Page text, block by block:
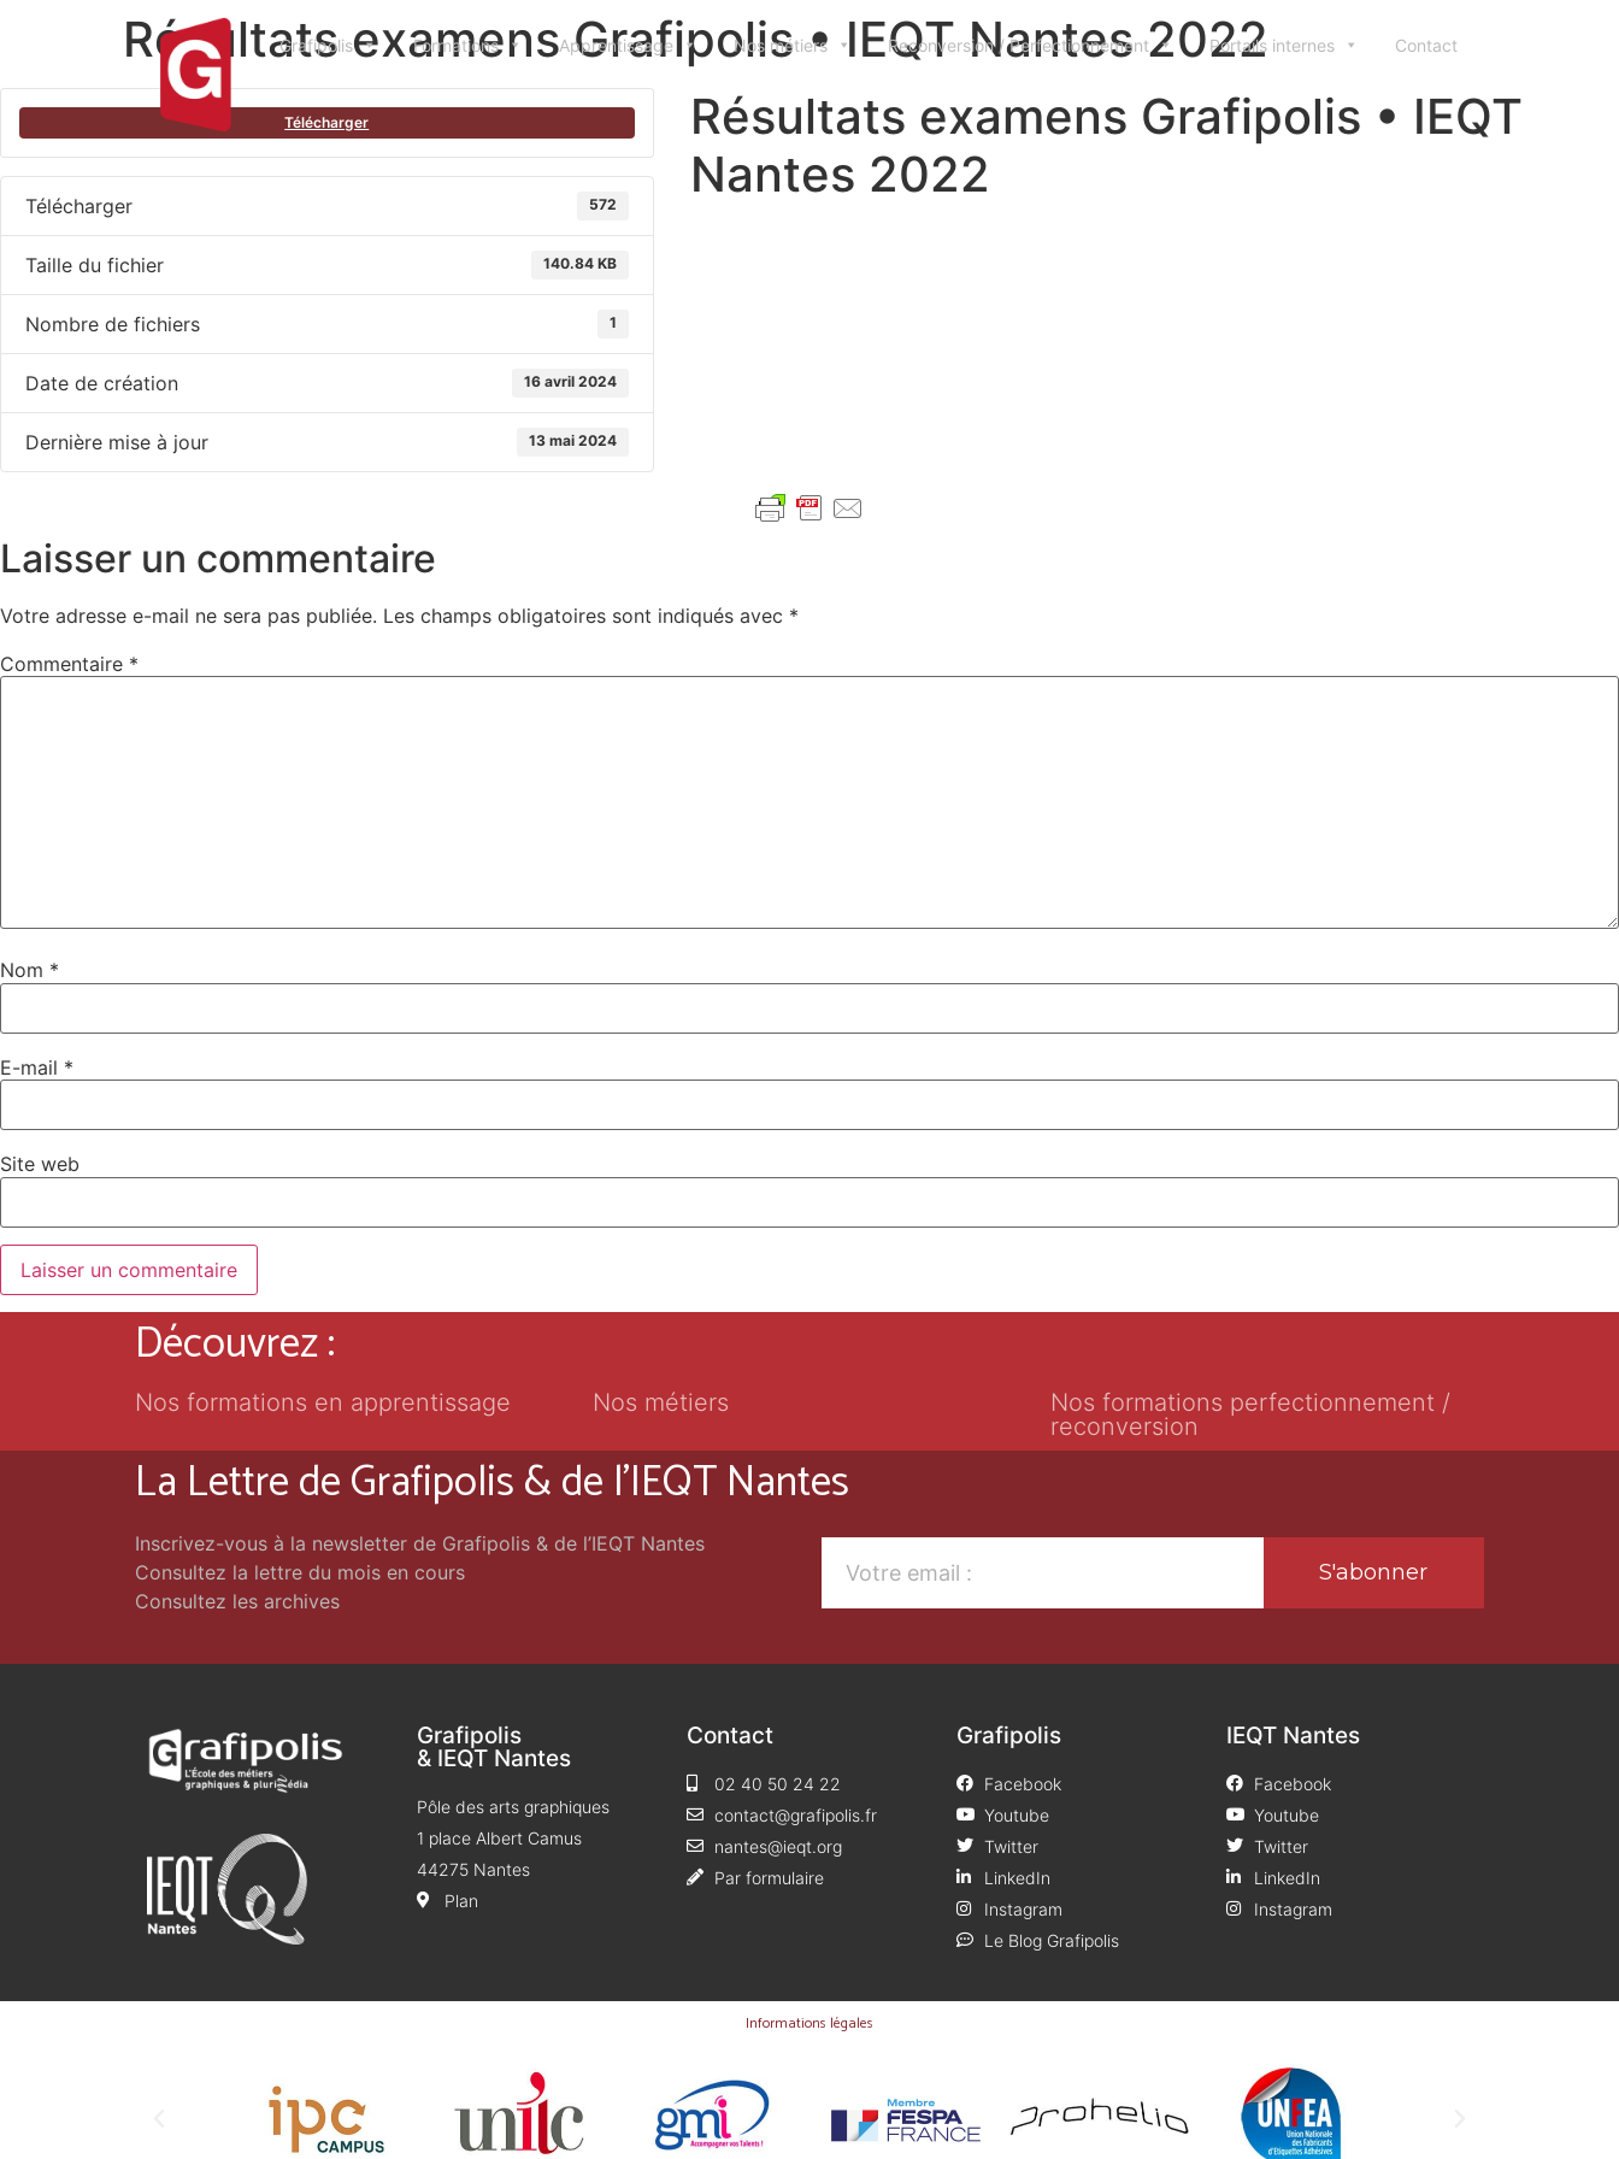
Grafipolis Formations Apprentissage Nos métiers Reconversion / Perfectionnement Portails internes Contact
Résultats examens Grafipolis • IEQT Nantes 2022
Télécharger
Télécharger 572
Taille du fichier 140.84 KB
Nombre de fichiers 1
Date de création 16 avril 2024
Dernière mise à jour 13 mai 2024
Résultats examens Grafipolis • IEQT
Nantes 2022
Laisser un commentaire
Votre adresse e-mail ne sera pas publiée. Les champs obligatoires sont indiqués avec *
Commentaire *
Nom *
E-mail *
Site web
Découvrez :
Nos formations en apprentissage Nos métiers
Nos formations perfectionnement /
reconversion
La Lettre de Grafipolis & de l'IEQT Nantes
Inscrivez-vous à la newsletter de Grafipolis & de l’IEQT Nantes
Consultez la lettre du mois en cours
Consultez les archives
S'abonner
Grafipolis
& IEQT Nantes
Pôle des arts graphiques
1 place Albert Camus
44275 Nantes
Plan
Contact
02 40 50 24 22
contact@grafipolis.fr
nantes@ieqt.org
Par formulaire
Grafipolis
Facebook
Youtube
Twitter
LinkedIn
Instagram
Le Blog Grafipolis
IEQT Nantes
Facebook
Youtube
Twitter
LinkedIn
Instagram
Informations légales